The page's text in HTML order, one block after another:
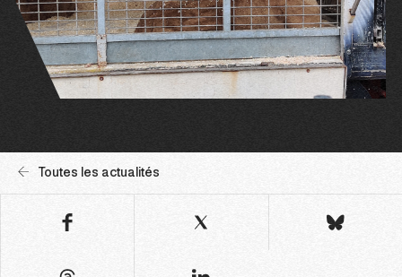
Toutes les actualités